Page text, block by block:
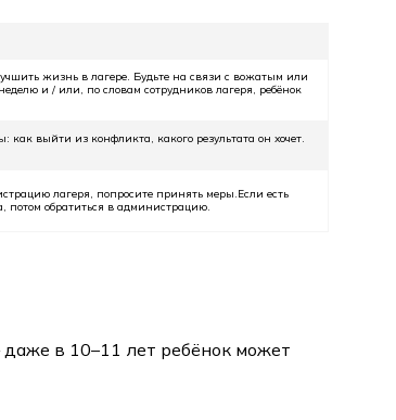
жизнь в лагере. Будьте на связи с вожатым или
и / или, по словам сотрудников лагеря, ребёнок
выйти из конфликта, какого результата он хочет.
лагеря, попросите принять меры.Если есть
потом обратиться в администрацию.
в 10–11 лет ребёнок может